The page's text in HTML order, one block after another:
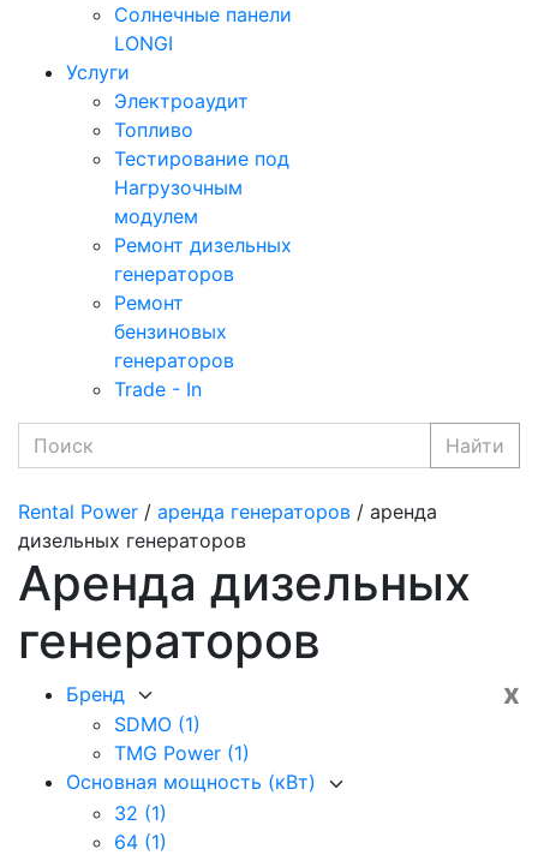
Солнечные панели
LONGI
Услуги
Электроаудит
Топливо
Тестирование под
Нагрузочным
модулем
Ремонт дизельных
генераторов
Ремонт
бензиновых
генераторов
Trade - In
Найти
Rental Power / аренда генераторов / аренда
дизельных генераторов
Аренда дизельных
генераторов
x
Бренд
SDMO (1)
TMG Power (1)
Основная мощность (кВт)
32 (1)
64 (1)